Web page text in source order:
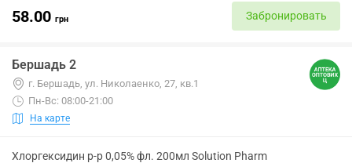
58.00 грн Забронировать
Бершадь 2
г. Бершадь, ул. Николаенко, 27, кв.1
Пн-Вс: 08:00-21:00
На карте
Хлоргексидин р-р 0,05% фл. 200мл Solution Pharm